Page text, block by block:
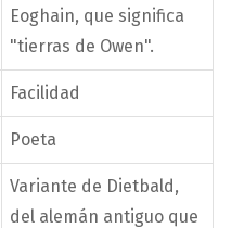
Eoghain, que significa
"tierras de Owen".
Facilidad
Poeta
Variante de Dietbald,
del alemán antiguo que